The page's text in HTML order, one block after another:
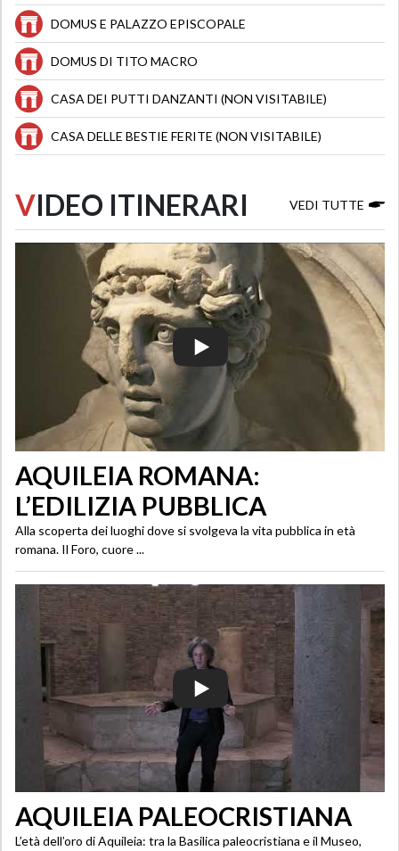
DOMUS E PALAZZO EPISCOPALE
DOMUS DI TITO MACRO
CASA DEI PUTTI DANZANTI (NON VISITABILE)
CASA DELLE BESTIE FERITE (NON VISITABILE)
VIDEO ITINERARI VEDI TUTTE
AQUILEIA ROMANA:
L’EDILIZIA PUBBLICA
Alla scoperta dei luoghi dove si svolgeva la vita pubblica in età
romana. Il Foro, cuore ...
AQUILEIA PALEOCRISTIANA
L’età dell’oro di Aquileia: tra la Basilica paleocristiana e il Museo,